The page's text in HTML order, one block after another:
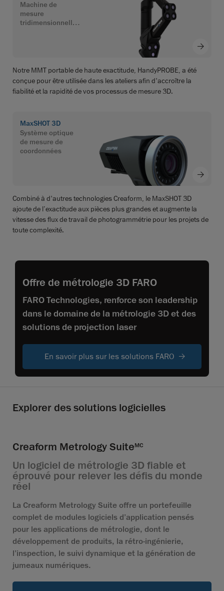
Machine de
mesure
tridimensionnelle
Notre MMT portable de haute exactitude, HandyPROBE, a été
conçue pour être utilisée dans les ateliers afin d'accroître la
fiabilité et la rapidité de vos processus de mesure 3D.
MaxSHOT 3D
Système optique
de mesure de
coordonnées
Combiné à d'autres technologies Creaform, le MaxSHOT 3D
ajoute de l’exactitude aux pièces plus grandes et augmente la
vitesse des flux de travail de photogrammétrie pour les projets de
toute complexité.
Offre de métrologie 3D FARO
FARO Technologies, renforce son leadership
dans le domaine de la métrologie 3D et des
solutions de projection laser
En savoir plus sur les solutions FARO
Explorer des solutions logicielles
Creaform Metrology SuiteMC
Un logiciel de métrologie 3D fiable et
éprouvé pour relever les défis du monde
réel
La Creaform Metrology Suite offre un portefeuille
complet de modules logiciels d’application pensés
pour les applications de métrologie, dont le
développement de produits, la rétro-ingénierie,
l’inspection, le suivi dynamique et la génération de
jumeaux numériques.